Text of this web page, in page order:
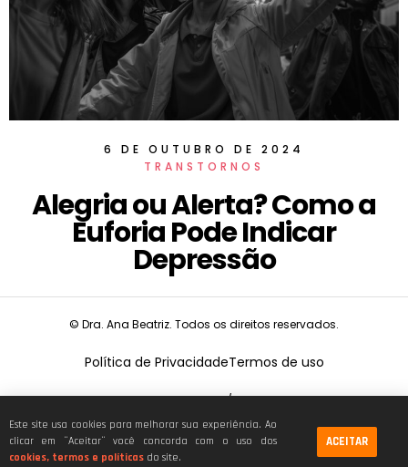
6 DE OUTUBRO DE 2024
TRANSTORNOS
Alegria ou Alerta? Como a
Euforia Pode Indicar
Depressão
© Dra. Ana Beatriz. Todos os direitos reservados.
Política de PrivacidadeTermos de uso
CNPJ:19.675.026/0001-68
Este site usa cookies para melhorar sua experiência. Ao
clicar em ¨Aceitar¨ você concorda com o uso dos
cookies, termos e políticas do site.
ACEITAR